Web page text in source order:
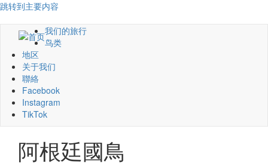
跳转到主要内容
我们的旅行
鸟类
地区
关于我们
聯絡
Facebook
Instagram
TikTok
阿根廷國鳥